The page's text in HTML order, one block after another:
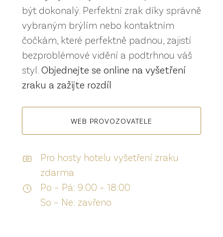
být dokonalý. Perfektní zrak díky správně
vybraným brýlím nebo kontaktním
čočkám, které perfektně padnou, zajistí
bezproblémové vidění a podtrhnou váš
styl. Objednejte se online na vyšetření
zraku a zažijte rozdíl
WEB PROVOZOVATELE
Pro hosty hotelu vyšetření zraku
zdarma
Po – Pá: 9:00 – 18:00
So – Ne: zavřeno